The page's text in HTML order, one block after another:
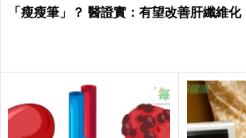
「瘦瘦筆」？ 醫證實：有望改善肝纖維化